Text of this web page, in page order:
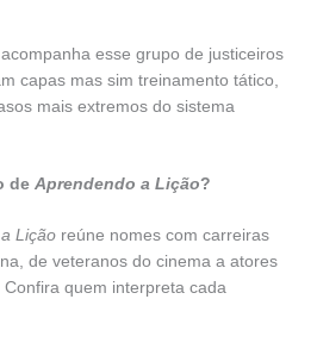
esse grupo de justiceiros
capas mas sim treinamento tático,
mais extremos do sistema
de Aprendendo a Lição?
Lição reúne nomes com carreiras
de veteranos do cinema a atores
quem interpreta cada